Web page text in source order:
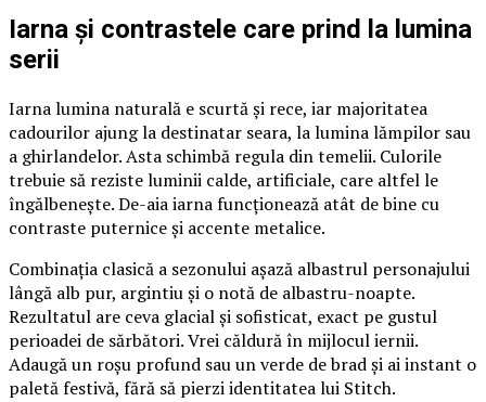
Iarna și contrastele care prind la lumina
serii
Iarna lumina naturală e scurtă și rece, iar majoritatea
cadourilor ajung la destinatar seara, la lumina lămpilor sau
a ghirlandelor. Asta schimbă regula din temelii. Culorile
trebuie să reziste luminii calde, artificiale, care altfel le
îngălbenește. De-aia iarna funcționează atât de bine cu
contraste puternice și accente metalice.
Combinația clasică a sezonului așază albastrul personajului
lângă alb pur, argintiu și o notă de albastru-noapte.
Rezultatul are ceva glacial și sofisticat, exact pe gustul
perioadei de sărbători. Vrei căldură în mijlocul iernii.
Adaugă un roșu profund sau un verde de brad și ai instant o
paletă festivă, fără să pierzi identitatea lui Stitch.